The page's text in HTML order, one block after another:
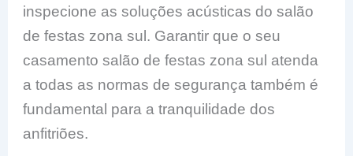
inspecione as soluções acústicas do salão
de festas zona sul. Garantir que o seu
casamento salão de festas zona sul atenda
a todas as normas de segurança também é
fundamental para a tranquilidade dos
anfitriões.